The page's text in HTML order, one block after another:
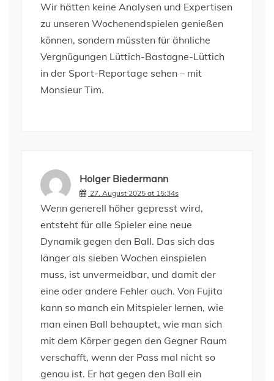
Wir hätten keine Analysen und Expertisen
zu unseren Wochenendspielen genießen
können, sondern müssten für ähnliche
Vergnügungen Lüttich-Bastogne-Lüttich
in der Sport-Reportage sehen – mit
Monsieur Tim.
Holger Biedermann
27. August 2025 at 15:34s
Wenn generell höher gepresst wird,
entsteht für alle Spieler eine neue
Dynamik gegen den Ball. Das sich das
länger als sieben Wochen einspielen
muss, ist unvermeidbar, und damit der
eine oder andere Fehler auch. Von Fujita
kann so manch ein Mitspieler lernen, wie
man einen Ball behauptet, wie man sich
mit dem Körper gegen den Gegner Raum
verschafft, wenn der Pass mal nicht so
genau ist. Er hat gegen den Ball ein